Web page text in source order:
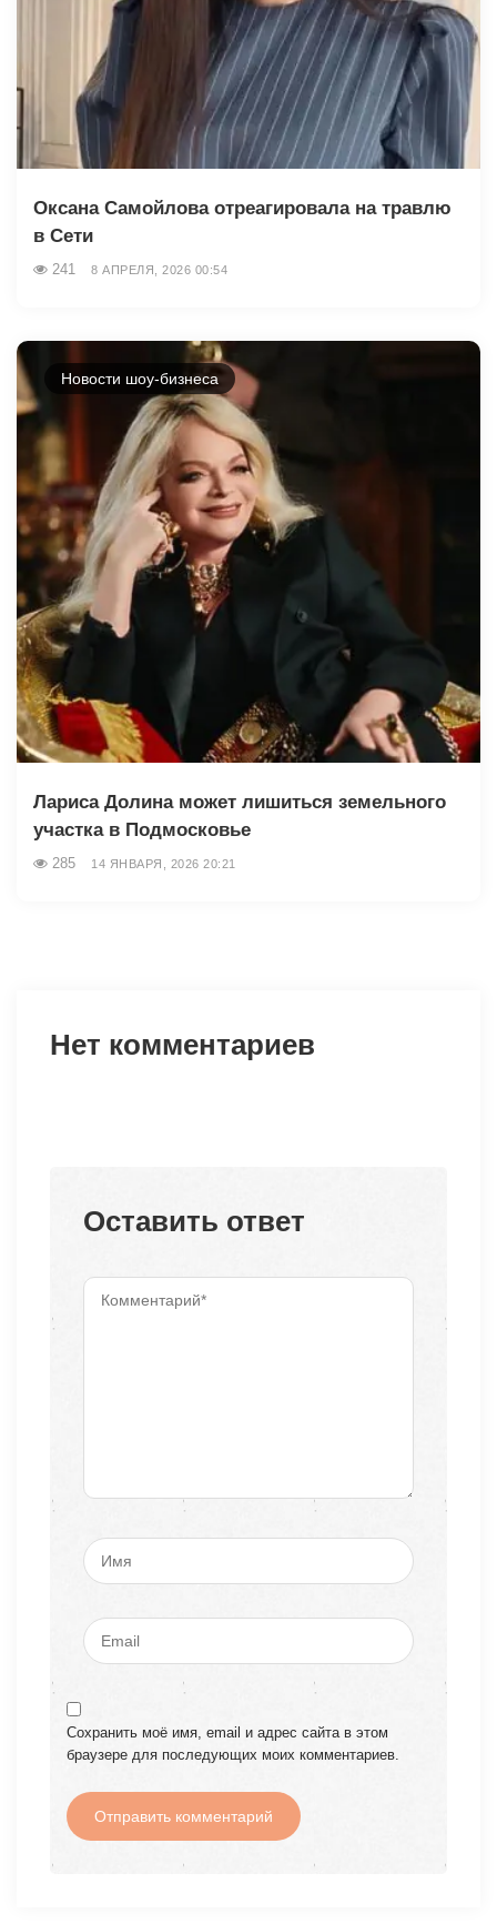
Оксана Самойлова отреагировала на травлю
в Сети
241 8 АПРЕЛЯ, 2026 00:54
Новости шоу-бизнеса
Лариса Долина может лишиться земельного
участка в Подмосковье
285 14 ЯНВАРЯ, 2026 20:21
Нет комментариев
Оставить ответ
Сохранить моё имя, email и адрес сайта в этом
браузере для последующих моих комментариев.